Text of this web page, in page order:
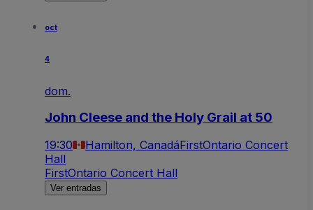
oct
4
dom.
John Cleese and the Holy Grail at 50
19:30 Hamilton, CanadáFirstOntario Concert
Hall
FirstOntario Concert Hall
Ver entradas